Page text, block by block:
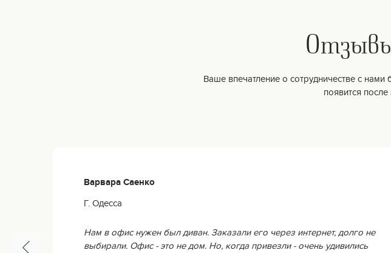
Ваше впечатление о сотрудничестве с
появится
Варвара Саенко
Г. Одесса
Нам в офис нужен был диван. Заказали его через интернет, долго не
выбирали. Офис - это не дом. Но, когда привезли - очень удивились